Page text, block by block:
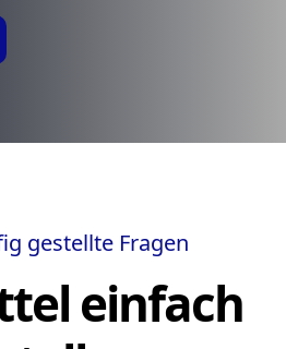
gestellte Fragen
einfach